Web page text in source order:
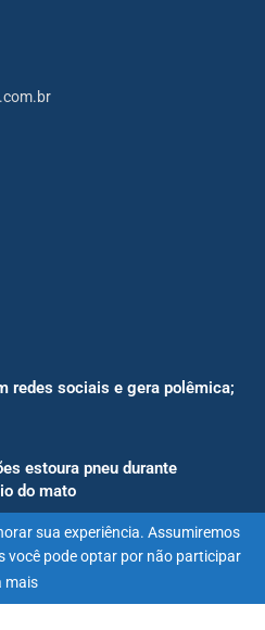
redes sociais e gera polêmica;
estoura pneu durante
do mato
e influenciadores em
sua experiência. Assumiremos
você pode optar por não participar
mais